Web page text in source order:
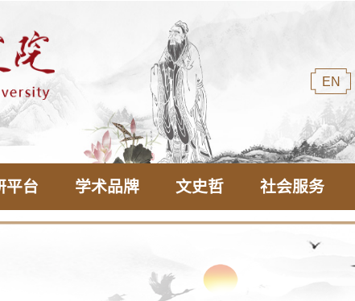
EN
平台 学术品牌 文史哲 社会服务